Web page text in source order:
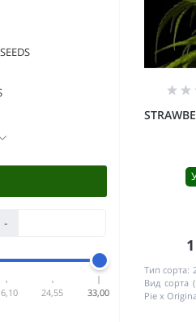
-
24,55 33,00
Тип сорта:
Вид сорта
Pie x